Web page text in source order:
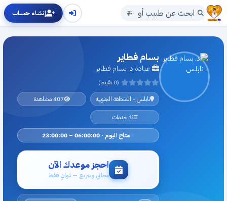
إنشاء حساب
بسام فطاير
عيادة د. بسام فطاير
(0 تقييم)
نابلس - المنطقة الجنوبية
407 مشاهدة
1 خدمات
متاح اليوم · 06:00:00 – 23:00:00
احجز موعدك الآن
مجاني وسريع — ثوانٍ فقط